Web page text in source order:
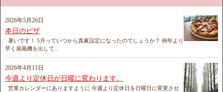
2026年5月26日
本日のピザ
暑いです！ 5月っていつから真夏設定になったのでしょうか？ 例年より
早く扇風機を出して...
2026年4月11日
今週より定休日が日曜に変わります。
営業カレンダーにありますように 今週より定休日を日曜日に変更させ